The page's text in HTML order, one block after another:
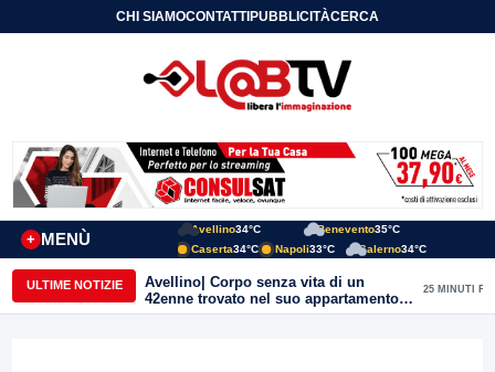
CHI SIAMOCONTATTIPUBBLICITÀCERCA
MENÙ
+
Avellino34°C Benevento35°C
Caserta34°C Napoli33°C Salerno34°C
ULTIME NOTIZIE
Avellino| Corpo senza vita di un
42enne trovato nel suo appartamento
in una pozza di sangue, giallo in viale
25 MINUTI FA